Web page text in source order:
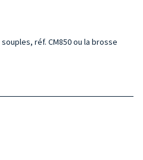
souples, réf. CM850 ou la brosse